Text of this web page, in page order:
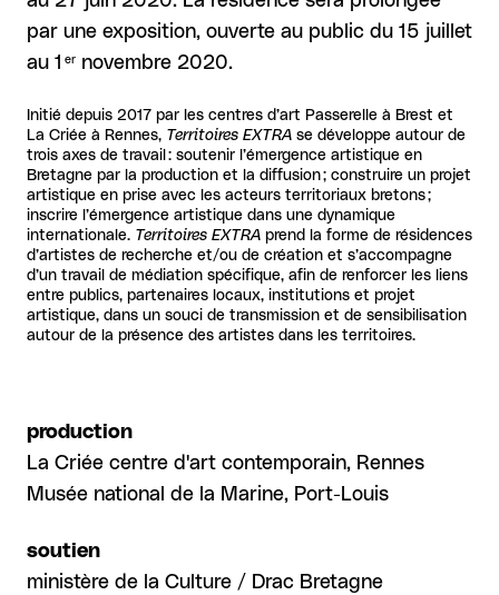
par une exposition, ouverte au public du 15 juillet
au 1 er novembre 2020.
Initié depuis 2017 par les centres d’art Passerelle à Brest et
La Criée à Rennes, Territoires EXTRA se développe autour de
trois axes de travail : soutenir l’émergence artistique en
Bretagne par la production et la diffusion ; construire un projet
artistique en prise avec les acteurs territoriaux bretons ;
inscrire l’émergence artistique dans une dynamique
internationale. Territoires EXTRA prend la forme de résidences
d’artistes de recherche et/ou de création et s’accompagne
d’un travail de médiation spécifique, afin de renforcer les liens
entre publics, partenaires locaux, institutions et projet
artistique, dans un souci de transmission et de sensibilisation
autour de la présence des artistes dans les territoires.
production
La Criée centre d'art contemporain, Rennes
Musée national de la Marine, Port-Louis
soutien
ministère de la Culture / Drac Bretagne